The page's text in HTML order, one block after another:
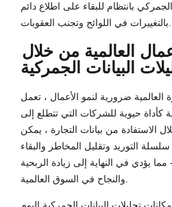
الجمركي بانتظام للبقاء على اطلاع دائم
بالتغييرات في اللوائح وتجنب العقوبات.
العالمية من خلال
البيانات الجمركية
العالمية ضرورية لنمو الأعمال ، تعمل
كأداة حيوية للشركات التي تتطلع إلى
الاستفادة من بيانات التجارة ، يمكن
التوريد وتقليل المخاطر والبقاء
مما يؤدي في النهاية إلى زيادة الربحية
والنجاح في السوق العالمية.